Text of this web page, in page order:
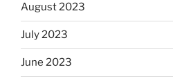
August 2023
July 2023
June 2023